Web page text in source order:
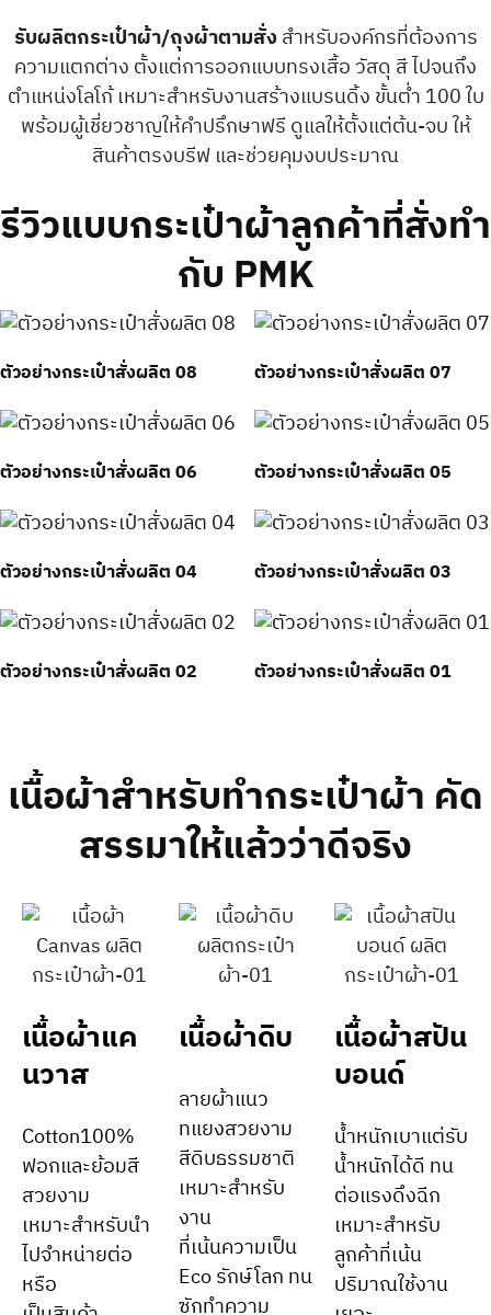
รับผลิตกระเป๋าผ้า/ถุงผ้าตามสั่งสำหรับองค์กรที่ต้องการ
ความแตกต่าง ตั้งแต่การออกแบบทรงเสื้อ วัสดุ สี ไปจนถึง
ตำแหน่งโลโก้ เหมาะสำหรับงานสร้างแบรนดิ้ง ขั้นต่ำ 100 ใบ
พร้อมผู้เชี่ยวชาญให้คำปรึกษาฟรี ดูแลให้ตั้งแต่ต้น-จบ ให้
สินค้าตรงบรีฟ และช่วยคุมงบประมาณ
รีวิวแบบกระเป๋าผ้าลูกค้าที่สั่งทำ
กับ PMK
ตัวอย่างกระเป๋าสั่งผลิต 08 ตัวอย่างกระเป๋าสั่งผลิต 07
ตัวอย่างกระเป๋าสั่งผลิต 06 ตัวอย่างกระเป๋าสั่งผลิต 05
ตัวอย่างกระเป๋าสั่งผลิต 04 ตัวอย่างกระเป๋าสั่งผลิต 03
ตัวอย่างกระเป๋าสั่งผลิต 02 ตัวอย่างกระเป๋าสั่งผลิต 01
เนื้อผ้าสำหรับทำกระเป๋าผ้า คัด
สรรมาให้แล้วว่าดีจริง
เนื้อผ้าแค
นวาส
Cotton100%
ฟอกและย้อมสี
สวยงาม
เหมาะสำหรับนำ
ไปจำหน่ายต่อ
หรือ
เนื้อผ้าดิบ
ลายผ้าแนว
ทแยงสวยงาม
สีดิบธรรมชาติ
เหมาะสำหรับ
งาน
ที่เน้นความเป็น
Eco รักษ์โลก ทน
ซักทำความ
เนื้อผ้าสปัน
บอนด์
น้ำหนักเบาแต่รับ
น้ำหนักได้ดี ทน
ต่อแรงดึงฉีก
เหมาะสำหรับ
ลูกค้าที่เน้น
ปริมาณใช้งาน